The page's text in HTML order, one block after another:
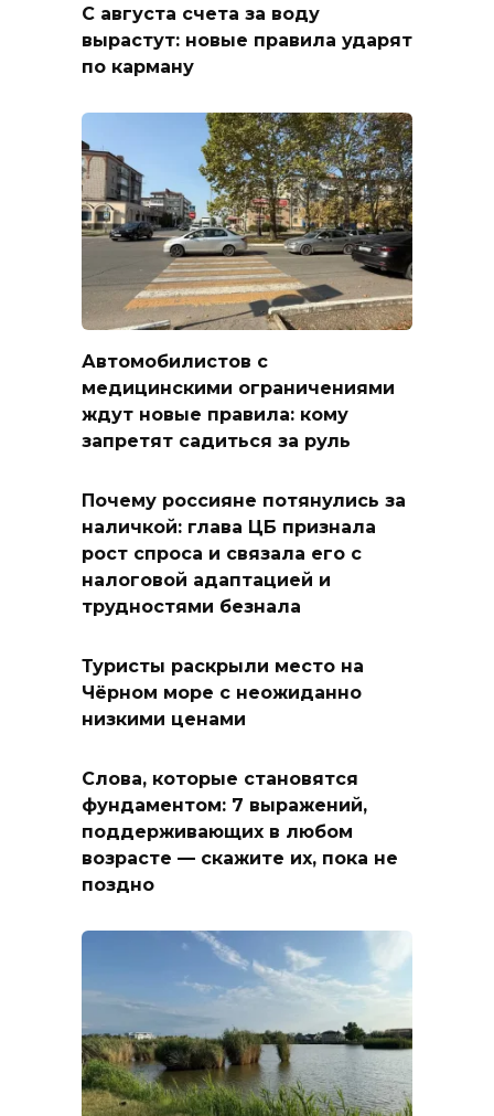
С августа счета за воду
вырастут: новые правила ударят
по карману
Автомобилистов с
медицинскими ограничениями
ждут новые правила: кому
запретят садиться за руль
Почему россияне потянулись за
наличкой: глава ЦБ признала
рост спроса и связала его с
налоговой адаптацией и
трудностями безнала
Туристы раскрыли место на
Чёрном море с неожиданно
низкими ценами
Слова, которые становятся
фундаментом: 7 выражений,
поддерживающих в любом
возрасте — скажите их, пока не
поздно